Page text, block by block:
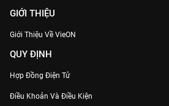
GIỚI THIỆU
Giới Thiệu Về VieON
QUY ĐỊNH
Hợp Đồng Điện Tử
Điều Khoản Và Điều Kiện